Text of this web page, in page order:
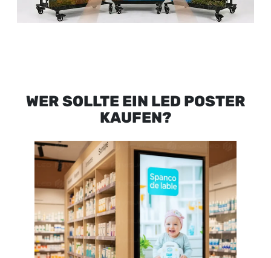
WER SOLLTE EIN LED POSTER
KAUFEN?